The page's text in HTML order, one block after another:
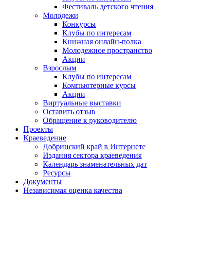
Фестиваль детского чтения
Молодежи
Конкурсы
Клубы по интересам
Книжная онлайн-полка
Молодежное пространство
Акции
Взрослым
Клубы по интересам
Компьютерные курсы
Акции
Виртуальные выставки
Оставить отзыв
Обращение к руководителю
Проекты
Краеведение
Добринский край в Интернете
Издания сектора краеведения
Календарь знаменательных дат
Ресурсы
Документы
Независимая оценка качества